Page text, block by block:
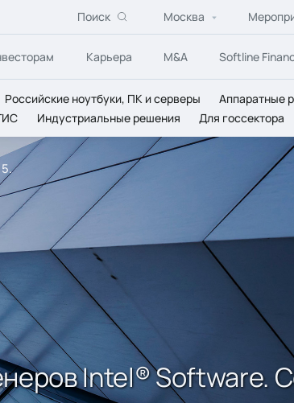
Поиск Москва
Карьера M&A Softline
Российские ноутбуки, ПК и серверы Аппаратные
Индустриальные решения Для госсектора
Intel® Software.